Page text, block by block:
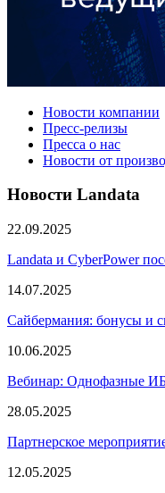
Новости компании
Пресс-релизы
Пресса о нас
Новости от
Новости Landata
22.09.2025
Landata и CyberPower
14.07.2025
Сайбермания: бонусы и
10.06.2025
Вебинар: Однофазные
28.05.2025
Партнерское
12.05.2025